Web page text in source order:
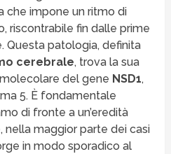
che impone un ritmo di
riscontrabile fin dalle prime
Questa patologia, definita
cerebrale, trova la sua
del gene NSD1,
5. È fondamentale
di fronte a un’eredità
nella maggior parte dei casi
in modo sporadico al